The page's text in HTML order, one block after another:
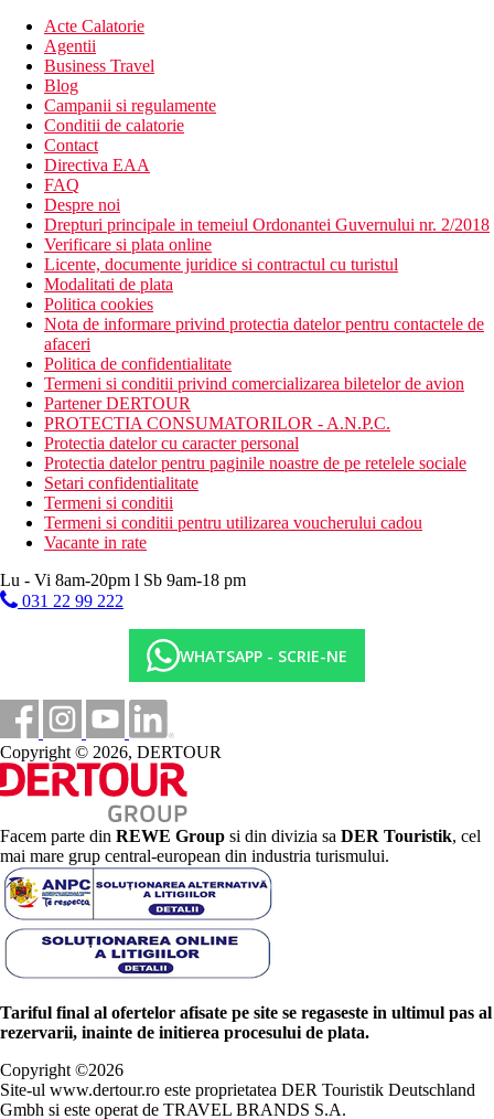
Acte Calatorie
Agentii
Business Travel
Blog
Campanii si regulamente
Conditii de calatorie
Contact
Directiva EAA
FAQ
Despre noi
Drepturi principale in temeiul Ordonantei Guvernului nr. 2/2018
Verificare si plata online
Licente, documente juridice si contractul cu turistul
Modalitati de plata
Politica cookies
Nota de informare privind protectia datelor pentru contactele de
afaceri
Politica de confidentialitate
Termeni si conditii privind comercializarea biletelor de avion
Partener DERTOUR
PROTECTIA CONSUMATORILOR - A.N.P.C.
Protectia datelor cu caracter personal
Protectia datelor pentru paginile noastre de pe retelele sociale
Setari confidentialitate
Termeni si conditii
Termeni si conditii pentru utilizarea voucherului cadou
Vacante in rate
Lu - Vi 8am-20pm l Sb 9am-18 pm
031 22 99 222
WHATSAPP - SCRIE-NE
Copyright © 2026, DERTOUR
Facem parte din REWE Group si din divizia sa DER Touristik, cel
mai mare grup central-european din industria turismului.
Tariful final al ofertelor afisate pe site se regaseste in ultimul pas al
rezervarii, inainte de initierea procesului de plata.
Copyright ©2026
Site-ul www.dertour.ro este proprietatea DER Touristik Deutschland
Gmbh si este operat de TRAVEL BRANDS S.A.